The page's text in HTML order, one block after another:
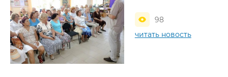
98
читать новость